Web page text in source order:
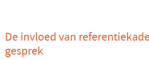
De invloed van
gesprek